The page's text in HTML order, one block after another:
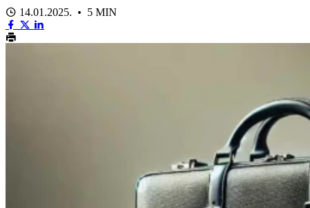
14.01.2025. • 5 MIN